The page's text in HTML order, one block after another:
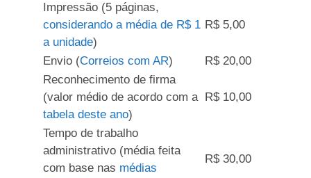
Impressão (5 páginas,
considerando a média de R$ 1
a unidade)
R$ 5,00
Envio (Correios com AR)
R$ 20,00
Reconhecimento de firma
(valor médio de acordo com a
tabela deste ano)
R$ 10,00
Tempo de trabalho
administrativo (média feita
com base nas médias
R$ 30,00